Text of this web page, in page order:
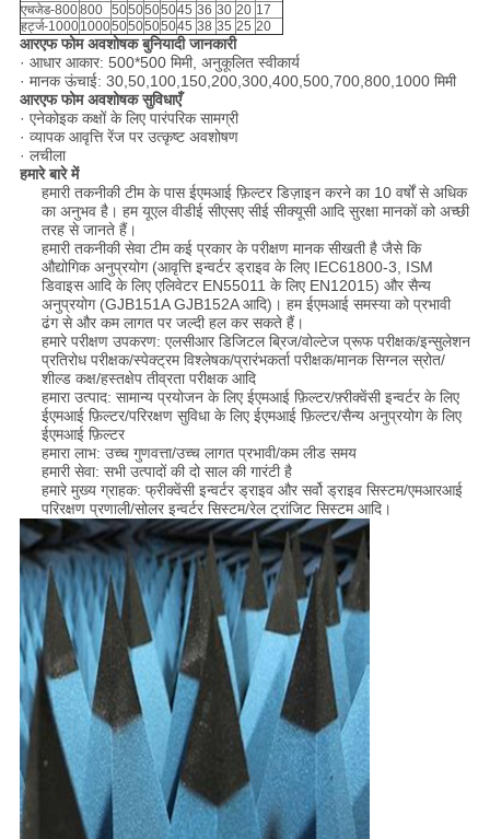
एचजेड-800800 5050505045 36 30 20 17
हर्ट्ज-100010005050505045 38 35 25 20
आरएफ फोम अवशोषक बुनियादी जानकारी
· आधार आकार: 500*500 मिमी, अनुकूलित स्वीकार्य
· मानक ऊंचाई: 30,50,100,150,200,300,400,500,700,800,1000 मिमी
आरएफ फोम अवशोषक सुविधाएँ
· एनेकोइक कक्षों के लिए पारंपरिक सामग्री
· व्यापक आवृत्ति रेंज पर उत्कृष्ट अवशोषण
· लचीला
हमारे बारे में
हमारी तकनीकी टीम के पास ईएमआई फ़िल्टर डिज़ाइन करने का 10 वर्षों से अधिक
का अनुभव है। हम यूएल वीडीई सीएसए सीई सीक्यूसी आदि सुरक्षा मानकों को अच्छी
तरह से जानते हैं।
हमारी तकनीकी सेवा टीम कई प्रकार के परीक्षण मानक सीखती है जैसे कि
औद्योगिक अनुप्रयोग (आवृत्ति इन्वर्टर ड्राइव के लिए IEC61800-3, ISM
डिवाइस आदि के लिए एलिवेटर EN55011 के लिए EN12015) और सैन्य
अनुप्रयोग (GJB151A GJB152A आदि)। हम ईएमआई समस्या को प्रभावी
ढंग से और कम लागत पर जल्दी हल कर सकते हैं।
हमारे परीक्षण उपकरण: एलसीआर डिजिटल ब्रिज/वोल्टेज प्रूफ परीक्षक/इन्सुलेशन
प्रतिरोध परीक्षक/स्पेक्ट्रम विश्लेषक/प्रारंभकर्ता परीक्षक/मानक सिग्नल स्रोत/
शील्ड कक्ष/हस्तक्षेप तीव्रता परीक्षक आदि
हमारा उत्पाद: सामान्य प्रयोजन के लिए ईएमआई फ़िल्टर/फ़्रीक्वेंसी इन्वर्टर के लिए
ईएमआई फ़िल्टर/परिरक्षण सुविधा के लिए ईएमआई फ़िल्टर/सैन्य अनुप्रयोग के लिए
ईएमआई फ़िल्टर
हमारा लाभ: उच्च गुणवत्ता/उच्च लागत प्रभावी/कम लीड समय
हमारी सेवा: सभी उत्पादों की दो साल की गारंटी है
हमारे मुख्य ग्राहक: फ्रीक्वेंसी इन्वर्टर ड्राइव और सर्वो ड्राइव सिस्टम/एमआरआई
परिरक्षण प्रणाली/सोलर इन्वर्टर सिस्टम/रेल ट्रांजिट सिस्टम आदि।